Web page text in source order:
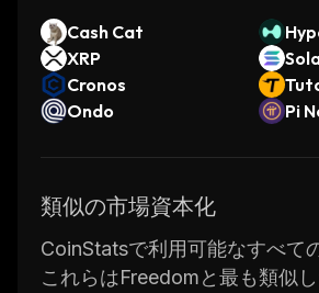
Cash Cat
XRP
Cronos
Ondo
Pi
類似の市場資本化
CoinStatsで利用可能なすべて
これらはFreedomと最も類似